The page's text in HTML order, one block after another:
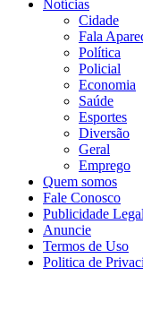
Notícias
Cidade
Fala
Política
Policial
Economia
Saúde
Esportes
Diversão
Geral
Emprego
Quem somos
Fale Conosco
Publicidade Legal
Anuncie
Termos de Uso
Politica de